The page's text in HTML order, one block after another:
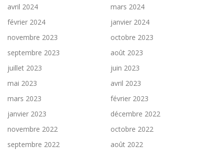
avril 2024
mars 2024
février 2024
janvier 2024
novembre 2023
octobre 2023
septembre 2023
août 2023
juillet 2023
juin 2023
mai 2023
avril 2023
mars 2023
février 2023
janvier 2023
décembre 2022
novembre 2022
octobre 2022
septembre 2022
août 2022